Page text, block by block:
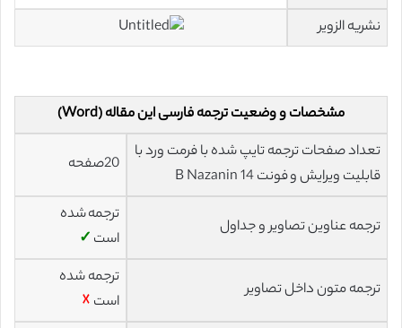
نشریه الزویر
مشخصات و وضعیت ترجمه فارسی این مقاله (Word)
تعداد صفحات ترجمه تایپ شده با فرمت ورد با
قابلیت ویرایش و فونت 14 B Nazanin
20صفحه
ترجمه عناوین تصاویر و جداول
ترجمه شده
است ✓
ترجمه متون داخل تصاویر
ترجمه شده
است ☓